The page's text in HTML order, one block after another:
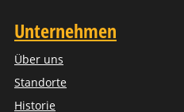
Unternehmen
Über uns
Standorte
Historie